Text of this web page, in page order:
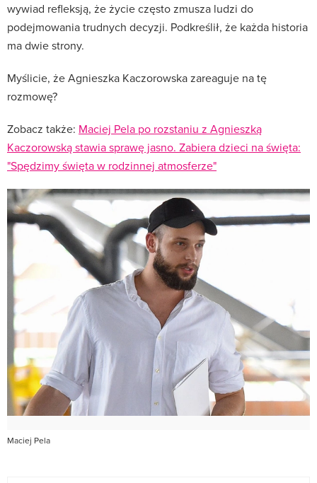
wywiad refleksją, że życie często zmusza ludzi do
podejmowania trudnych decyzji. Podkreślił, że każda historia
ma dwie strony.
Myślicie, że Agnieszka Kaczorowska zareaguje na tę
rozmowę?
Zobacz także: Maciej Pela po rozstaniu z Agnieszką
Kaczorowską stawia sprawę jasno. Zabiera dzieci na święta:
"Spędzimy święta w rodzinnej atmosferze"
Maciej Pela